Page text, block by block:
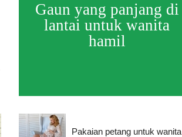
Gaun yang panjang di
lantai untuk wanita
hamil
Pakaian petang untuk wanita